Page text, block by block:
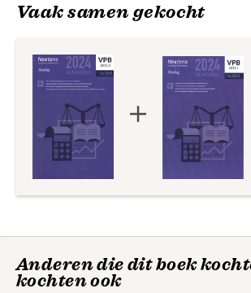
Vaak samen gekocht
Anderen die dit boek
kochten ook